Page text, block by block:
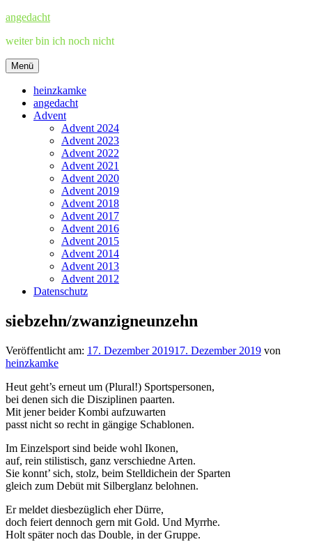
Zum
springen
angedacht
weiter bin ich noch nicht
Menü
heinzkamke
angedacht
Advent
Advent 2024
Advent 2023
Advent 2022
Advent 2021
Advent 2020
Advent 2019
Advent 2018
Advent 2017
Advent 2016
Advent 2015
Advent 2014
Advent 2013
Advent 2012
Datenschutz
siebzehn/zwanzigneunzehn
Veröffentlicht am: 17. Dezember 201917. Dezember 2019 von
heinzkamke
Heut geht’s erneut um (Plural!) Sportspersonen,
bei denen sich die Disziplinen paarten.
Mit jener beider Kombi aufzuwarten
passt nicht so recht in gängige Schablonen.
Im Einzelsport sind beide wohl Ikonen,
auf, rein stilistisch, ganz verschiedne Arten.
Sie konnt’ sich, stolz, beim Stelldichein der Sparten
gleich zum Debüt mit Silberglanz belohnen.
Er meldet diesbezüglich eher Dürre,
doch feiert dennoch gern mit Gold. Und Myrrhe.
Holt später noch das Double, in der Gruppe.